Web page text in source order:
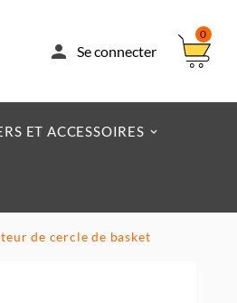
 Se connecter
0
ET ACCESSOIRES
de cercle de basket